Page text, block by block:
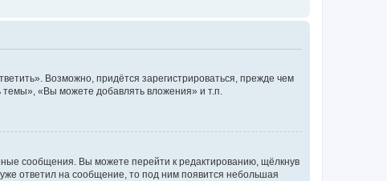
Возможно, придётся зарегистрироваться, прежде чем
«Вы можете добавлять вложения» и т.п.
сообщения. Вы можете перейти к редактированию, щёлкнув
ответил на сообщение, то под ним появится небольшая